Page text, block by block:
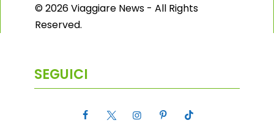
© 2026 Viaggiare News - All Rights
Reserved.
SEGUICI